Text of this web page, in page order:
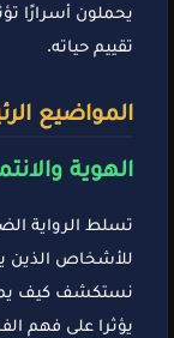
يحملون أسرارًا
تقييم حياته.
المواضيع
الهوية
تسلط الرواية
للأشخاص الذين
نستكشف كيف
يؤثرا على فهم